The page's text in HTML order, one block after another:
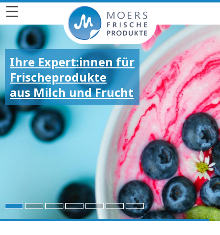
☰
Ihre Expert:innen für
Frischeprodukte
aus Milch und Frucht